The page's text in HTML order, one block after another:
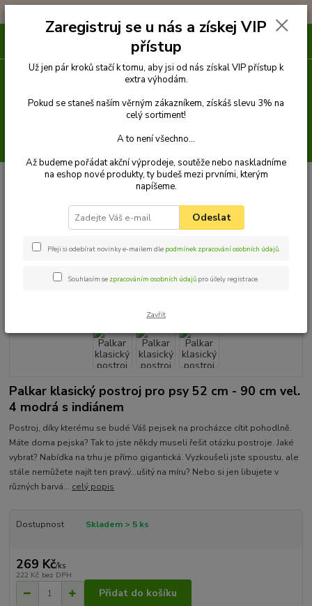
Venčení Postroje a kšírky Klasické postroje
Postroj klasik 4
Palkar klasický postroj pro psy 52 cm - 90 cm vel. 4 modrá s indiánem
Palkar klasický postroj pro psy 52
cm - 90 cm vel. 4 modrá s
Palkar klasický postroj pro psy 52 cm - 90 cm vel.
4 modrá s indiánem
Postroj, díky kterému se budé Váš pejsek na procházce cítit pohodlně.
Máte doma pejska? Tak to jste někdy museli řešit otázku postroje. Jaké
vybrat? Nabídka na trhu je přímo gigantická. Vyzkoušeli jste spoustu, ale
stále nemůžete najít ten pravý...ušitý na míru? Nebo si jen libujete v
různých barvá... celý popis
Dostupnost Skladem > 5 ks
269 Kč/ks
222 Kč bez DPH
Přidat do košíku
Zaregistruj se u nás a získej VIP
přístup
Už jen pár kroků stačí k tomu, aby jsi od nás získal VIP přístup k
extra výhodám.
Pokud se staneš naším věrným zákazníkem, získáš slevu 3% na
celý sortiment!
A to není všechno...
Až budeme pořádat akční výprodeje, soutěže nebo naskladníme
na eshop nové produkty, ty budeš mezi prvními, kterým
napíšeme.
Odeslat
Přeji si odebírat novinky e-mailem dle podmínek zpracování osobních údajů.
Souhlasím se zpracováním osobních údajů pro účely registrace.
Zavřít